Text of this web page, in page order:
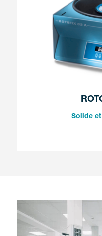
Solide